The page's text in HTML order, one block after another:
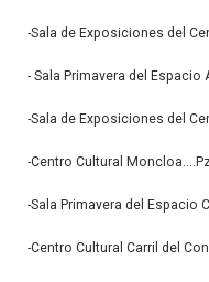
-Sala de Exposiciones del
- Sala Primavera del Espacio
-Sala de Exposiciones del
-Centro Cultural
-Sala Primavera del Espacio
-Centro Cultural Carril del